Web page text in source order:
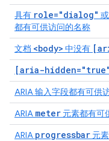
具有 role="dialog" 或
都有可供访问的名称
文档 <body> 中没有
[aria-
ARIA 输入字段都有可供
ARIA meter 元素都有可
ARIA progressbar 元